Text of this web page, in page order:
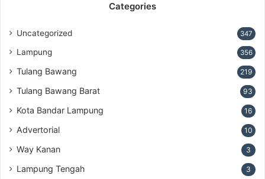
Categories
Uncategorized 347
Lampung 356
Tulang Bawang 219
Tulang Bawang Barat 93
Kota Bandar Lampung 16
Advertorial 10
Way Kanan 3
Lampung Tengah 3